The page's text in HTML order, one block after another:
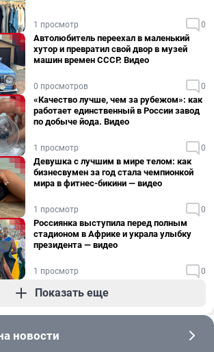
1 просмотр 0
Автолюбитель переехал в маленький
хутор и превратил свой двор в музей
машин времен СССР. Видео
0 просмотров 0
«Качество лучше, чем за рубежом»: как
работает единственный в России завод
по добыче йода. Видео
1 просмотр 0
Девушка с лучшим в мире телом: как
бизнесвумен за год стала чемпионкой
мира в фитнес-бикини — видео
1 просмотр 0
Россиянка выступила перед полным
стадионом в Африке и украла улыбку
президента — видео
1 просмотр 0
Показать еще
новости